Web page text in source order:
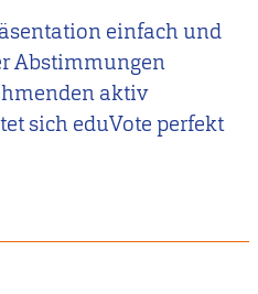
einfach und
Abstimmungen
aktiv
sich eduVote perfekt